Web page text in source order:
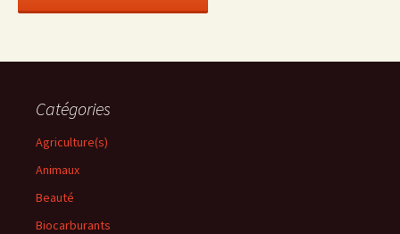
Catégories
Agriculture(s)
Animaux
Beauté
Biocarburants